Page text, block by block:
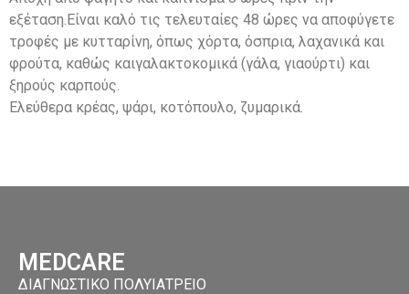
εξέταση.Είναι καλό τις τελευταίες 48 ώρες να αποφύγετε
τροφές με κυτταρίνη, όπως χόρτα, όσπρια, λαχανικά και
φρούτα, καθώς καιγαλακτοκομικά (γάλα, γιαούρτι) και
ξηρούς καρπούς.
Ελεύθερα κρέας, ψάρι, κοτόπουλο, ζυμαρικά.
MEDCARE
ΔΙΑΓΝΩΣΤΙΚΟ ΠΟΛΥΙΑΤΡΕΙΟ